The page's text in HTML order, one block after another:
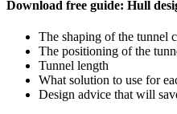
Download free guide: Hull
The shaping of the tunnel
The positioning of the
Tunnel length
What solution to use for
Design advice that will